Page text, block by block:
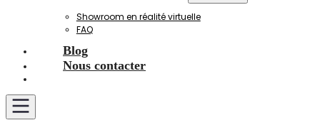
Showroom en réalité virtuelle
FAQ
Blog
Nous contacter